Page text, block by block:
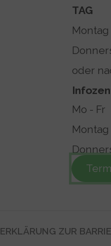
TAG
Montag
oder
Mo - Fr
Montag
ERKLÄRUNG ZUR